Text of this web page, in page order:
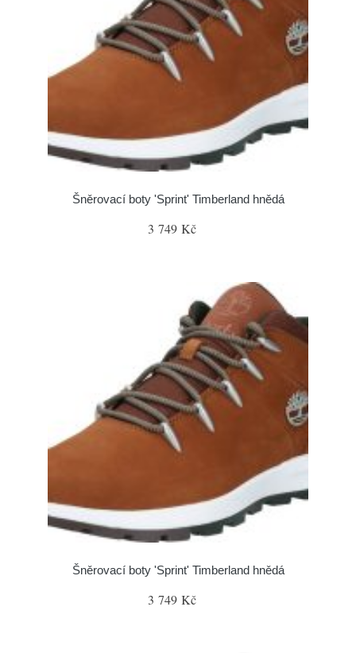
Šněrovací boty 'Sprint' Timberland hnědá
3 749 Kč
Šněrovací boty 'Sprint' Timberland hnědá
3 749 Kč